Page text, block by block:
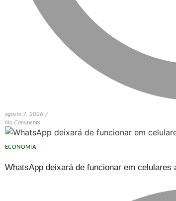
agosto 7, 2026 /
No Comments
ECONOMIA
WhatsApp deixará de funcionar em celulares